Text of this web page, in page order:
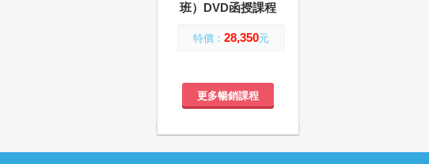
班）DVD函授課程
特價： 28,350元
更多暢銷課程